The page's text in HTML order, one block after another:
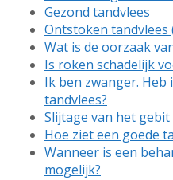
Gezond tandvlees
Ontstoken tandvlees
Wat is de oorzaak
Is roken schadelijk
Ik ben zwanger.
tandvlees?
Slijtage van het
Hoe ziet een goede
Wanneer is een
mogelijk?